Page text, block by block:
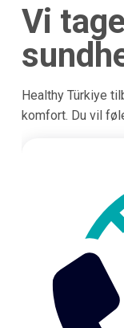
Vi
Healthy Türkiye
komfort. Du vil